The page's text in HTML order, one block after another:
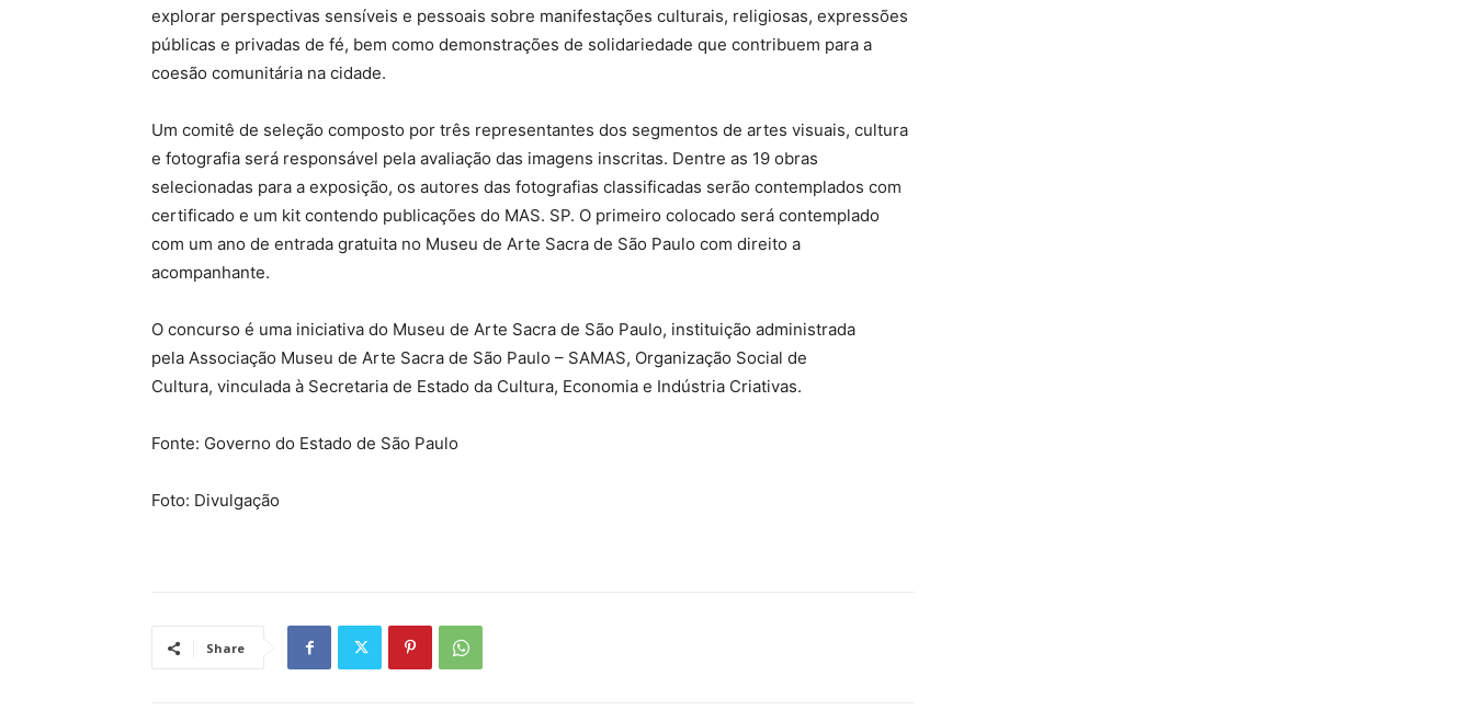
explorar perspectivas sensíveis e pessoais sobre manifestações culturais, religiosas, expressões
públicas e privadas de fé, bem como demonstrações de solidariedade que contribuem para a
coesão comunitária na cidade.
Um comitê de seleção composto por três representantes dos segmentos de artes visuais, cultura
e fotografia será responsável pela avaliação das imagens inscritas. Dentre as 19 obras
selecionadas para a exposição, os autores das fotografias classificadas serão contemplados com
certificado e um kit contendo publicações do MAS. SP. O primeiro colocado será contemplado
com um ano de entrada gratuita no Museu de Arte Sacra de São Paulo com direito a
acompanhante.
O concurso é uma iniciativa do Museu de Arte Sacra de São Paulo, instituição administrada
pela Associação Museu de Arte Sacra de São Paulo – SAMAS, Organização Social de
Cultura, vinculada à Secretaria de Estado da Cultura, Economia e Indústria Criativas.
Fonte: Governo do Estado de São Paulo
Foto: Divulgação
Share